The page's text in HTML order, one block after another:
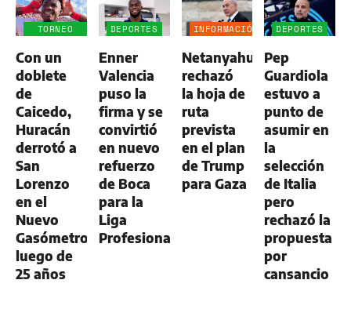
TORNEO
Con un
doblete
de
Caicedo,
Huracán
derrotó a
San
Lorenzo
en el
Nuevo
Gasómetro
luego de
25 años
DEPORTES
Enner
Valencia
puso la
firma y se
convirtió
en nuevo
refuerzo
de Boca
para la
Liga
Profesional
INFORMACIÓN
Netanyahu
rechazó
la hoja de
ruta
prevista
en el plan
de Trump
para Gaza
DEPORTES
Pep
Guardiola
estuvo a
punto de
asumir en
la
selección
de Italia
pero
rechazó la
propuesta
por
cansancio